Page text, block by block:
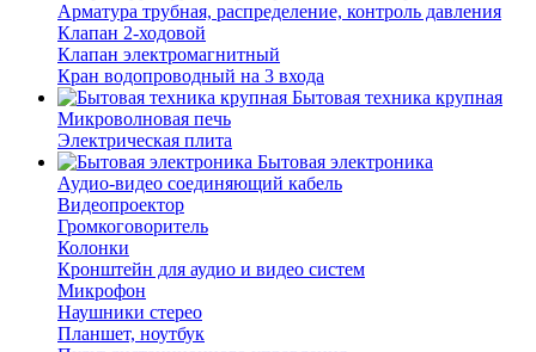
Арматура трубная, распределение, контроль давления
Клапан 2-ходовой
Клапан электромагнитный
Кран водопроводный на 3 входа
Бытовая техника крупная
Микроволновая печь
Электрическая плита
Бытовая электроника
Аудио-видео соединяющий кабель
Видеопроектор
Громкоговоритель
Колонки
Кронштейн для аудио и видео систем
Микрофон
Наушники стерео
Планшет, ноутбук